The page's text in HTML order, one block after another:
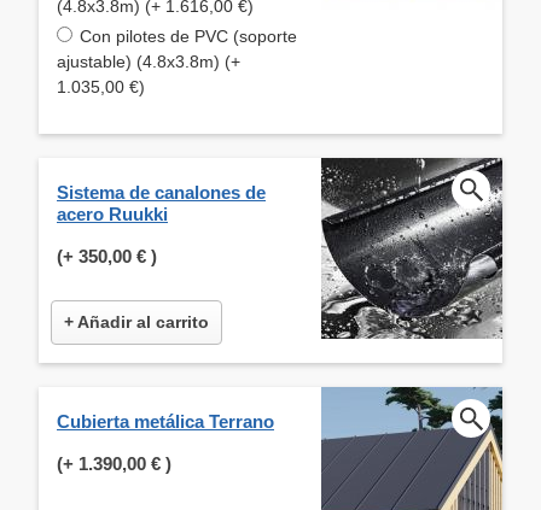
(4.8x3.8m) (+ 1.616,00 €)
Con pilotes de PVC (soporte
ajustable) (4.8x3.8m) (+
1.035,00 €)
Sistema de canalones de
acero Ruukki
(+ 350,00 € )
+ Añadir al carrito
Cubierta metálica Terrano
(+ 1.390,00 € )